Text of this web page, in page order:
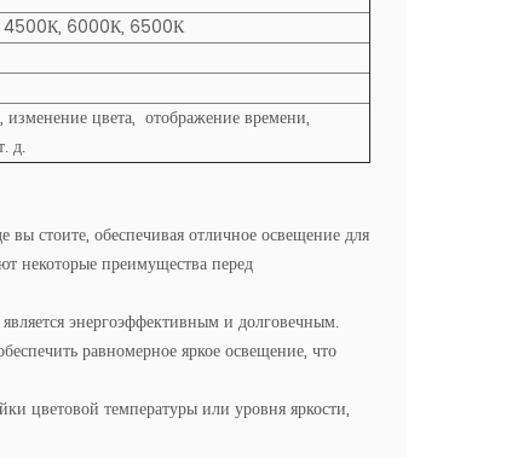
4500К, 6000К, 6500К
изменение цвета, отображение времени,
д.
вы стоите, обеспечивая отличное освещение для
некоторые преимущества перед
энергоэффективным и долговечным.
равномерное яркое освещение, что
цветовой температуры или уровня яркости,